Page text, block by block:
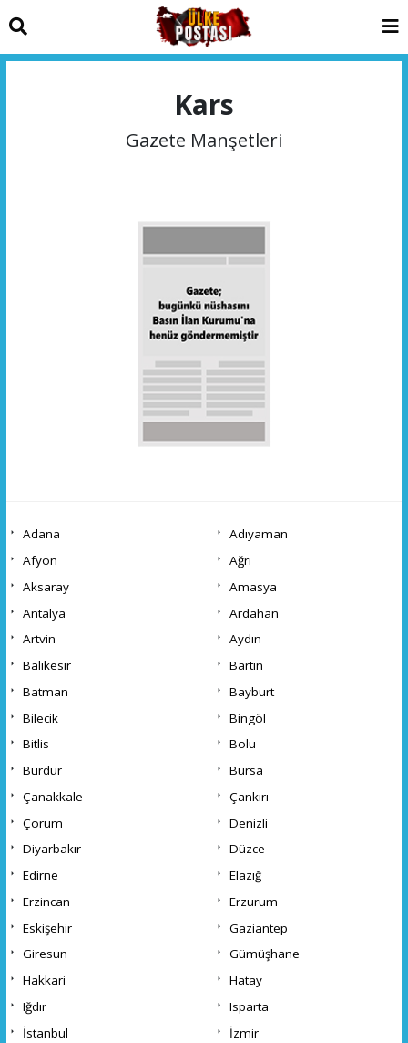
Kars
Gazete Manşetleri
Adana
Adıyaman
Afyon
Ağrı
Aksaray
Amasya
Antalya
Ardahan
Artvin
Aydın
Balıkesir
Bartın
Batman
Bayburt
Bilecik
Bingöl
Bitlis
Bolu
Burdur
Bursa
Çanakkale
Çankırı
Çorum
Denizli
Diyarbakır
Düzce
Edirne
Elazığ
Erzincan
Erzurum
Eskişehir
Gaziantep
Giresun
Gümüşhane
Hakkari
Hatay
Iğdır
Isparta
İstanbul
İzmir